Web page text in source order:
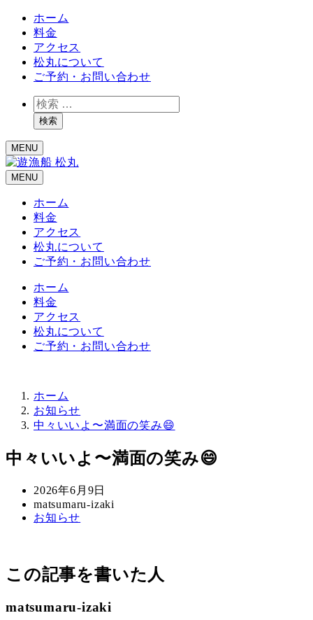
ホーム
料金
アクセス
松丸について
ご予約・お問い合わせ
検
索検索
MENU
MENU
ホーム
料金
アクセス
松丸について
ご予約・お問い合わせ
ホーム
料金
アクセス
松丸について
ご予約・お問い合わせ
ホーム
お知らせ
中々いいよ〜満面の笑み😄
中々いいよ〜満面の笑み😄
投
稿
日
2026年6月9日
著
者
matsumaru-izaki
カ
ー
お知らせ
この記事を書いた人
matsumaru-izaki